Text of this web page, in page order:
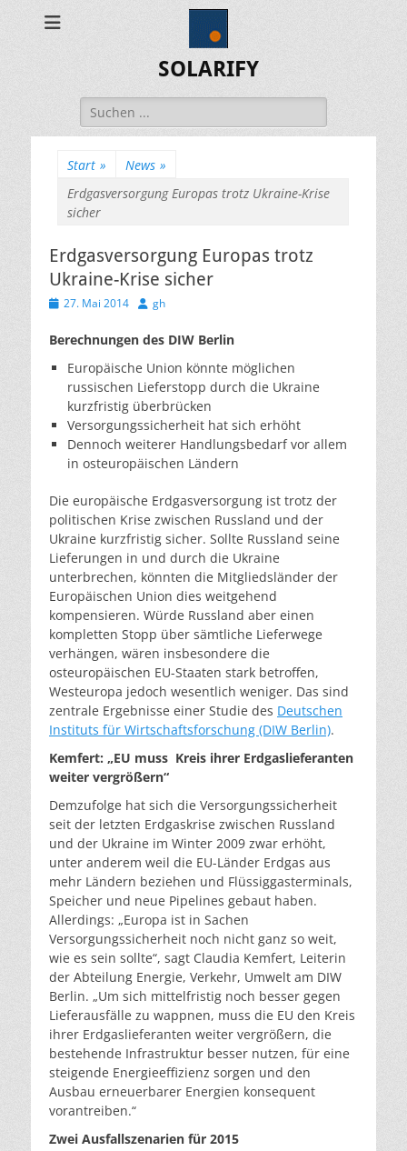
SOLARIFY
Suchen
nach:
Start » News »
Erdgasversorgung Europas trotz Ukraine-Krise
sicher
Erdgasversorgung Europas trotz
Ukraine-Krise sicher
Veröffentlicht
27. Mai 2014 Autor
gh
Berechnungen des DIW Berlin
Europäische Union könnte möglichen
russischen Lieferstopp durch die Ukraine
kurzfristig überbrücken
Versorgungssicherheit hat sich erhöht
Dennoch weiterer Handlungsbedarf vor allem
in osteuropäischen Ländern
Die europäische Erdgasversorgung ist trotz der
politischen Krise zwischen Russland und der
Ukraine kurzfristig sicher. Sollte Russland seine
Lieferungen in und durch die Ukraine
unterbrechen, könnten die Mitgliedsländer der
Europäischen Union dies weitgehend
kompensieren. Würde Russland aber einen
kompletten Stopp über sämtliche Lieferwege
verhängen, wären insbesondere die
osteuropäischen EU-Staaten stark betroffen,
Westeuropa jedoch wesentlich weniger. Das sind
zentrale Ergebnisse einer Studie des Deutschen
Instituts für Wirtschaftsforschung (DIW Berlin).
Kemfert: „EU muss Kreis ihrer Erdgaslieferanten
weiter vergrößern“
Demzufolge hat sich die Versorgungssicherheit
seit der letzten Erdgaskrise zwischen Russland
und der Ukraine im Winter 2009 zwar erhöht,
unter anderem weil die EU-Länder Erdgas aus
mehr Ländern beziehen und Flüssiggasterminals,
Speicher und neue Pipelines gebaut haben.
Allerdings: „Europa ist in Sachen
Versorgungssicherheit noch nicht ganz so weit,
wie es sein sollte“, sagt Claudia Kemfert, Leiterin
der Abteilung Energie, Verkehr, Umwelt am DIW
Berlin. „Um sich mittelfristig noch besser gegen
Lieferausfälle zu wappnen, muss die EU den Kreis
ihrer Erdgaslieferanten weiter vergrößern, die
bestehende Infrastruktur besser nutzen, für eine
steigende Energieeffizienz sorgen und den
Ausbau erneuerbarer Energien konsequent
vorantreiben.“
Zwei Ausfallszenarien für 2015